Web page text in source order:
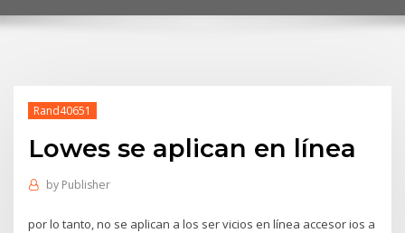
Rand40651
Lowes se aplican en línea
by Publisher
por lo tanto, no se aplican a los ser vicios en línea accesor ios a